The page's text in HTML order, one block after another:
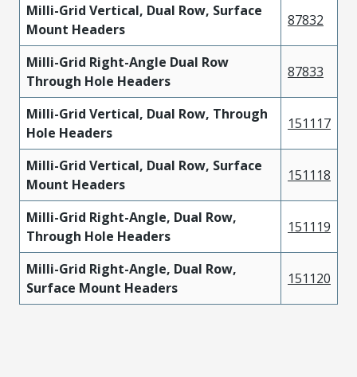
Milli-Grid Vertical, Dual Row, Surface
Mount Headers
87832
Milli-Grid Right-Angle Dual Row
Through Hole Headers
87833
Milli-Grid Vertical, Dual Row, Through
Hole Headers
151117
Milli-Grid Vertical, Dual Row, Surface
Mount Headers
151118
Milli-Grid Right-Angle, Dual Row,
Through Hole Headers
151119
Milli-Grid Right-Angle, Dual Row,
Surface Mount Headers
151120